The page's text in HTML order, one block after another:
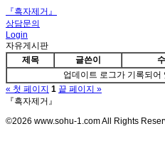
『흑자제거』
상담문의
Login
자유게시판
제목
글쓴이
업데이트 로그가 기록되
« 첫 페이지 1 끝 페이지 »
『흑자제거』
©2026 www.sohu-1.com All Rights